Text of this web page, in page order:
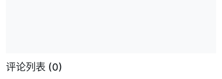
评论列表 (0)